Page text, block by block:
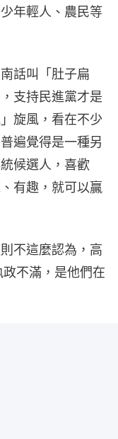
年輕人、農民等
話叫「肚子扁
支持民進黨才是
旋風，看在不少
遍覺得是一種另
候選人，喜歡
有趣，就可以贏
不這麼認為，高
不滿，是他們在